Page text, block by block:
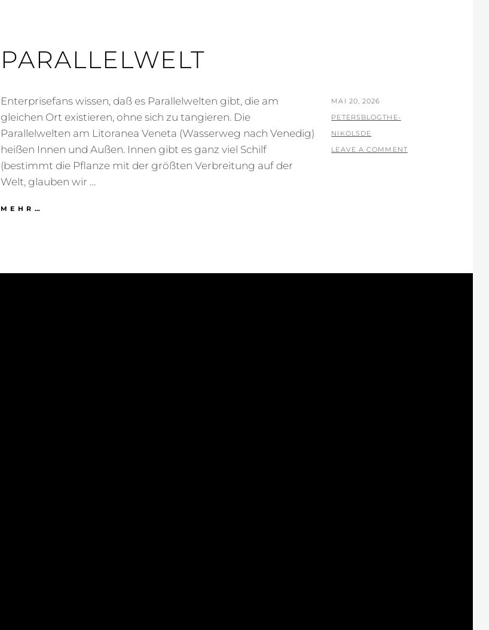
PARALLELWELT
Enterprisefans wissen, daß es Parallelwelten gibt, die am
gleichen Ort existieren, ohne sich zu tangieren. Die
Parallelwelten am Litoranea Veneta (Wasserweg nach Venedig)
heißen Innen und Außen. Innen gibt es ganz viel Schilf
(bestimmt die Pflanze mit der größten Verbreitung auf der
Welt, glauben wir …
MEHR…
POSTED
ON
MAI 20, 2026
BY
PETERSBLOGTHE-
NIKOLSDE
LEAVE A COMMENT